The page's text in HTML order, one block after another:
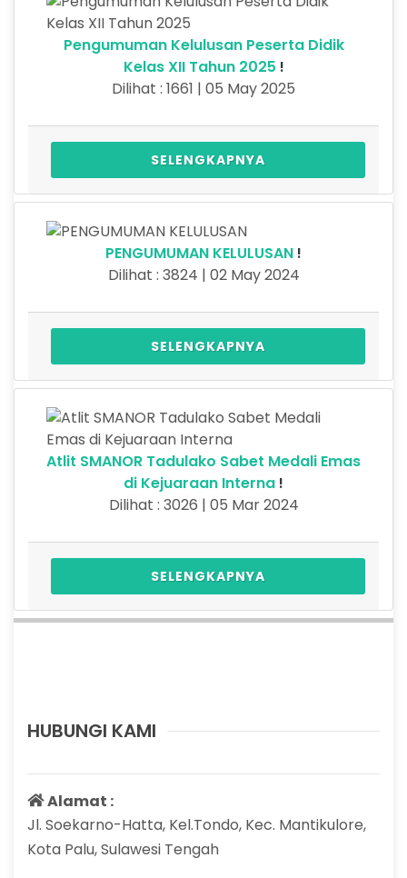
Pengumuman Kelulusan Peserta Didik
Kelas XII Tahun 2025 !
Dilihat : 1661 | 05 May 2025
SELENGKAPNYA
PENGUMUMAN KELULUSAN !
Dilihat : 3824 | 02 May 2024
SELENGKAPNYA
Atlit SMANOR Tadulako Sabet Medali Emas
di Kejuaraan Interna !
Dilihat : 3026 | 05 Mar 2024
SELENGKAPNYA
HUBUNGI KAMI
Alamat :
Jl. Soekarno-Hatta, Kel.Tondo, Kec. Mantikulore,
Kota Palu, Sulawesi Tengah